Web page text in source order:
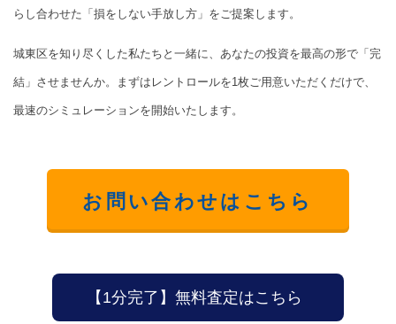
らし合わせた「損をしない手放し方」をご提案します。
城東区を知り尽くした私たちと一緒に、あなたの投資を最高の形で「完
結」させませんか。まずはレントロールを1枚ご用意いただくだけで、
最速のシミュレーションを開始いたします。
お問い合わせはこちら
【1分完了】無料査定はこちら